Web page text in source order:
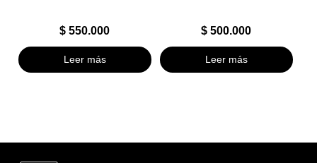
$ 550.000
Leer más
$ 500.000
Leer más